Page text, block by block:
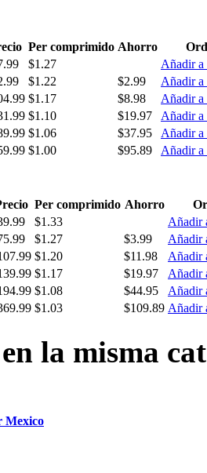
Per comprimido Ahorro
$1.27
Añadir a
$1.22 $2.99
Añadir a
$1.17 $8.98
Añadir a
$1.10 $19.97
Añadir a
$1.06 $37.95
Añadir a
$1.00 $95.89 Añadir a
Per comprimido Ahorro
$1.33
Añadir
$1.27 $3.99
Añadir
$1.20 $11.98
Añadir
$1.17 $19.97
Añadir
$1.08 $44.95
Añadir
$1.03 $109.89 Añadir
la misma
Mexico